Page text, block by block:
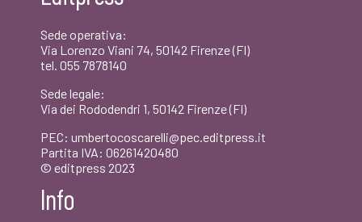
Sede operativa:
Via Lorenzo Viani 74, 50142 Firenze (FI)
tel. 055 7878140
Sede legale:
Via dei Rododendri 1, 50142 Firenze (FI)
PEC: umbertocoscarelli@pec.editpress.it
Partita IVA: 06261420480
© editpress 2023
Info